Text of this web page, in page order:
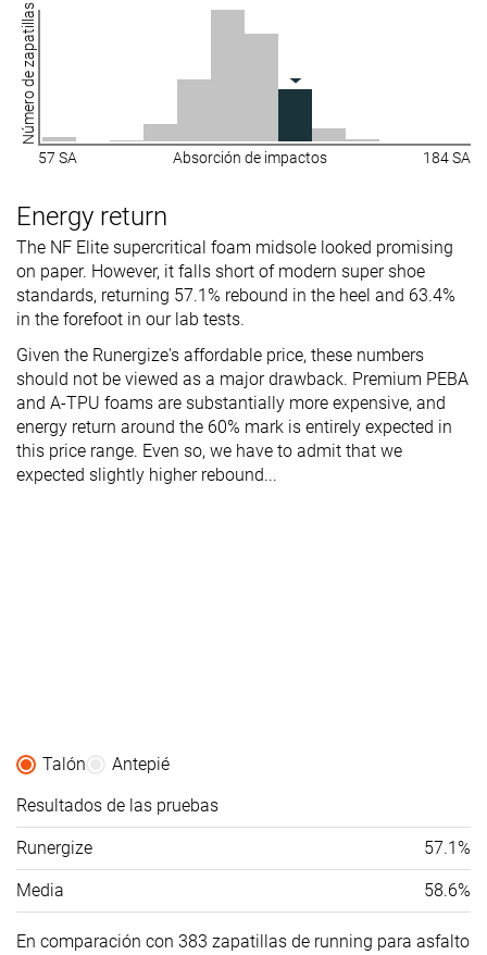
Número de zapatillas
57 SA Absorción de impactos 184 SA
Energy return
The NF Elite supercritical foam midsole looked promising
on paper. However, it falls short of modern super shoe
standards, returning 57.1% rebound in the heel and 63.4%
in the forefoot in our lab tests.
Given the Runergize's affordable price, these numbers
should not be viewed as a major drawback. Premium PEBA
and A-TPU foams are substantially more expensive, and
energy return around the 60% mark is entirely expected in
this price range. Even so, we have to admit that we
expected slightly higher rebound...
Talón
Antepié
Resultados de las pruebas
Runergize 57.1%
Media 58.6%
En comparación con 383 zapatillas de running para asfalto